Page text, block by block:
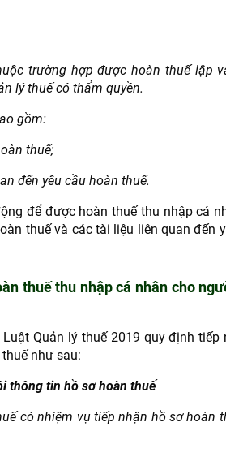
trường hợp được hoàn thuế lập
lý thuế có thẩm quyền.
gồm:
thuế;
đến yêu cầu hoàn thuế.
để được hoàn thuế thu nhập cá
thuế và các tài liệu liên quan đến
thuế thu nhập cá nhân cho
Quản lý thuế 2019 quy định tiếp
như sau:
thông tin hồ sơ hoàn thuế
có nhiệm vụ tiếp nhận hồ sơ hoàn